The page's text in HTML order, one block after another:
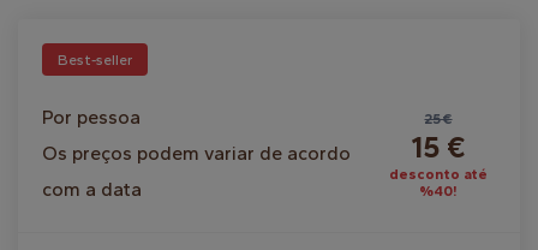
Best-seller
Por pessoa
Os preços podem variar de acordo
com a data
25 €
15 €
desconto até
%40!